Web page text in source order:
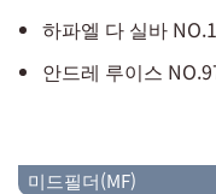
하파엘 다 실바
안드레 루이스
미드필더(MF)